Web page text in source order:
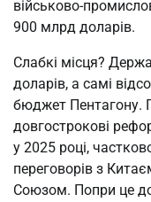
військово-
900 млрд доларів.
Слабкі місця?
доларів, а самі
бюджет Пентагону.
довгострокові
у 2025 році,
переговорів з
Союзом. Попри це